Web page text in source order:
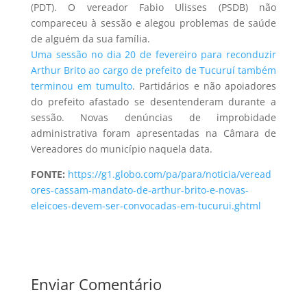
(PDT). O vereador Fabio Ulisses (PSDB) não
compareceu à sessão e alegou problemas de saúde
de alguém da sua família.
Uma sessão no dia 20 de fevereiro para reconduzir
Arthur Brito ao cargo de prefeito de Tucuruí também
terminou em tumulto. Partidários e não apoiadores
do prefeito afastado se desentenderam durante a
sessão. Novas denúncias de improbidade
administrativa foram apresentadas na Câmara de
Vereadores do município naquela data.
FONTE: https://g1.globo.com/pa/para/noticia/veread
ores-cassam-mandato-de-arthur-brito-e-novas-
eleicoes-devem-ser-convocadas-em-tucurui.ghtml
Enviar Comentário